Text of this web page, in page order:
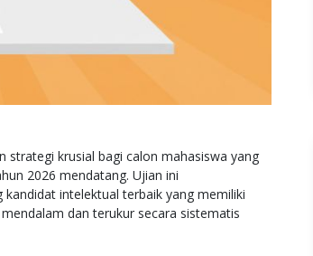
strategi krusial bagi calon mahasiswa yang
2026 mendatang. Ujian ini
intelektual terbaik yang memiliki
dan terukur secara sistematis